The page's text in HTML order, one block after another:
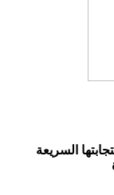
السريعة